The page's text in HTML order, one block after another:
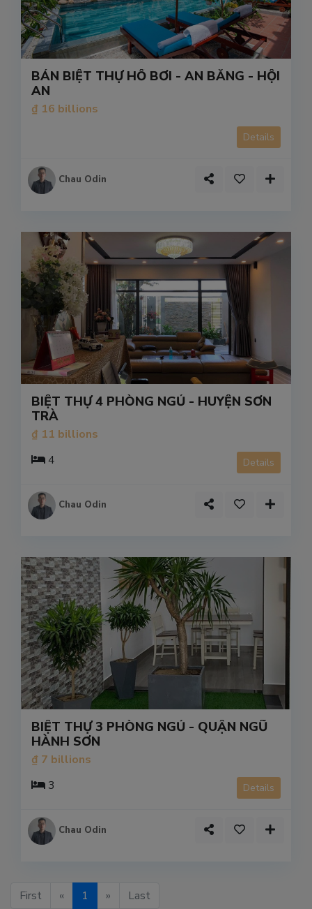
BÁN BIỆT THỰ HỒ BƠI - AN BẰNG - HỘI
AN
₫ 16 billions
Details
Chau Odin
BIỆT THỰ 4 PHÒNG NGỦ - HUYỆN SƠN
TRÀ
₫ 11 billions
4
Details
Chau Odin
BIỆT THỰ 3 PHÒNG NGỦ - QUẬN NGŨ
HÀNH SƠN
₫ 7 billions
3
Details
Chau Odin
First « 1 » Last